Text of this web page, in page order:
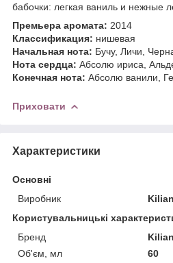
бабочки: легкая ваниль и нежные
Премьера аромата: 2014
Классификация: нишевая
Начальная нота: Бучу, Личи,
Нота сердца: Абсолю ириса,
Конечная нота: Абсолю ванили,
Приховати
Характеристики
Основні
Виробник
Kilian
Користувальницькі
Бренд
Kilian
Об'єм, мл
60